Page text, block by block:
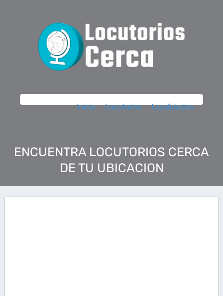
Inicio Locutorios Localidades
ENCUENTRA LOCUTORIOS CERCA
DE TU UBICACION